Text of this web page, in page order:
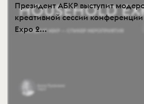
Президент АБКР выступит
креативной сессии
Expo 2...